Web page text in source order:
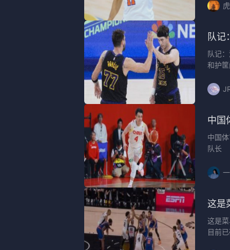
队记
队记
和护
中国
中国
队长
这是
这是
目前